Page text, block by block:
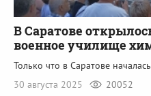
В Саратове
военное училище
Только что в Саратове
30 августа 2025
20052